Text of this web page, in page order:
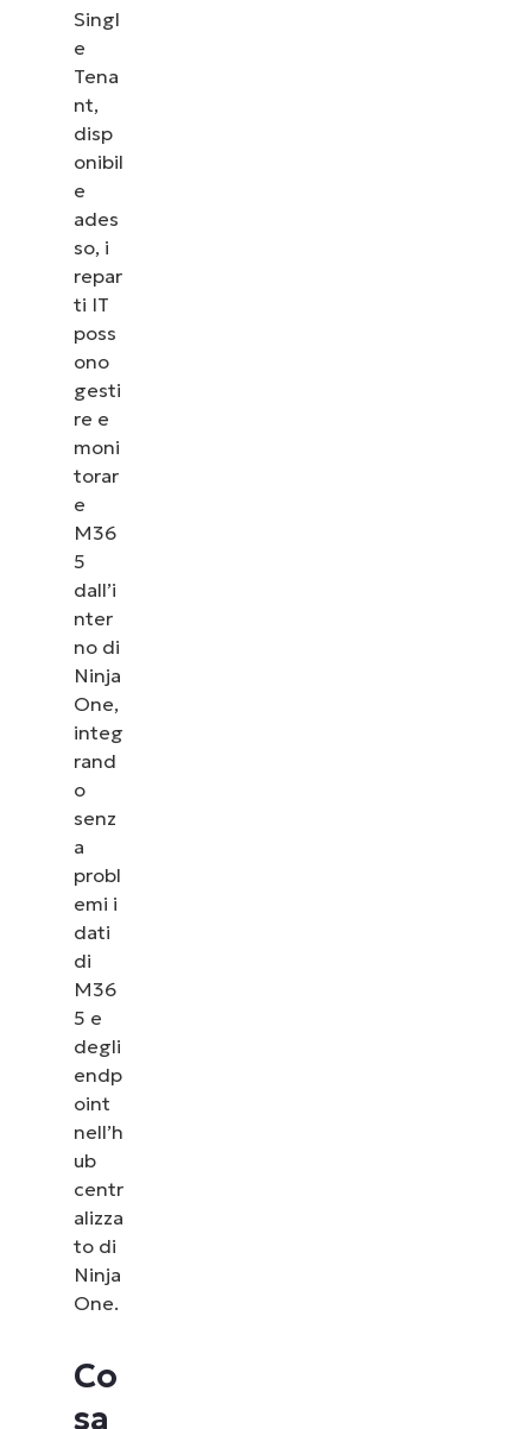
Singl
e
Tena
nt,
disp
onibil
e
ades
so, i
repar
ti IT
poss
ono
gesti
re e
moni
torar
e
M36
5
dall’i
nter
no di
Ninja
One,
integ
rand
o
senz
a
probl
emi i
dati
di
M36
5 e
degli
endp
oint
nell’h
ub
centr
alizza
to di
Ninja
One.
Co
sa